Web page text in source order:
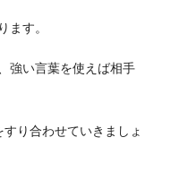
ます。
強い言葉を使えば相手
り合わせていきましょ